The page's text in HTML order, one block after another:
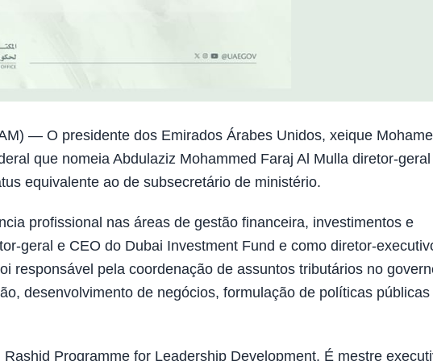
— O presidente dos Emirados Árabes Unidos, xeique
que nomeia Abdulaziz Mohammed Faraj Al Mulla diretor-
equivalente ao de subsecretário de ministério.
profissional nas áreas de gestão financeira, investimentos e
geral e CEO do Dubai Investment Fund e como diretor-
responsável pela coordenação de assuntos tributários no
desenvolvimento de negócios, formulação de políticas públicas
Programme for Leadership Development. É mestre